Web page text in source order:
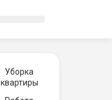
Уборка
квартиры